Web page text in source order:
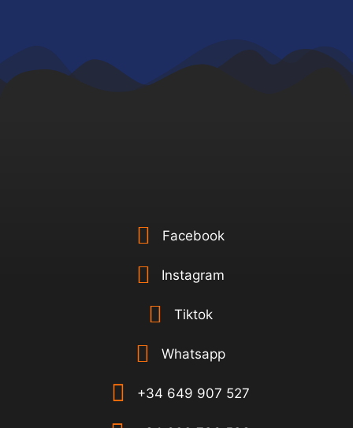
Facebook
Instagram
Tiktok
Whatsapp
+34 649 907 527